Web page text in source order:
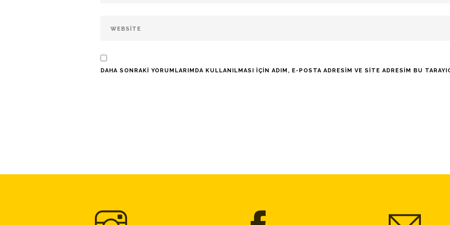
DAHA SONRAKI YORUMLARIMDA KULLANILMASI IÇIN ADIM, E-POSTA ADRESIM VE SITE ADRESIM BU